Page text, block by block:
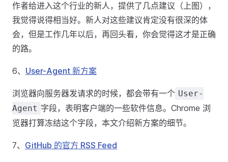
作者给进入这个行业的新人，提供了几点建议（上图），
我觉得说得相当好。新人对这些建议肯定没有很深的体
会，但是工作几年以后，再回头看，你会觉得这才是正确
的路。
6、 User-Agent 新方案
浏览器向服务器发请求的时候，都会带有一个 User-
Agent 字段，表明客户端的一些软件信息。Chrome 浏
览器打算冻结这个字段，本文介绍新方案的细节。
7、 GitHub 的官方 RSS Feed